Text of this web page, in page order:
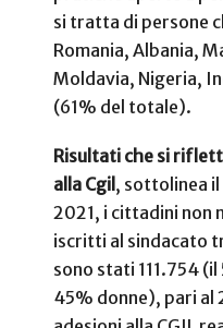
si tratta di persone
Romania, Albania,
Moldavia, Nigeria,
(61% del totale).
Risultati che si
alla Cgil, sottolinea
2021, i cittadini non
iscritti al sindacato
sono stati 111.754
45% donne), pari al